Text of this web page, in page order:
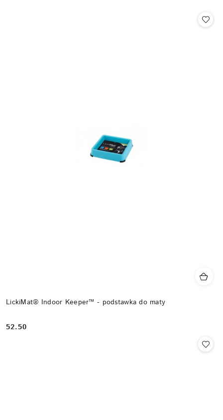
LickiMat® Indoor Keeper™ - podstawka do maty
Cena:
52.50